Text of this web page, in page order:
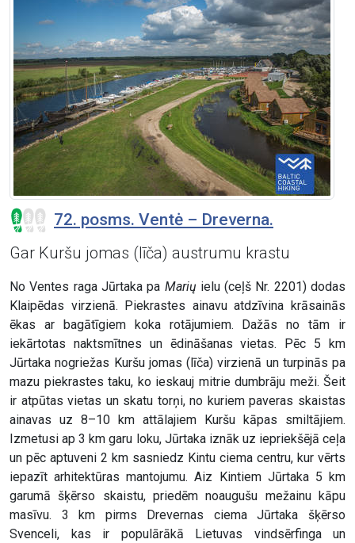
72. posms. Ventė – Dreverna.
Gar Kuršu jomas (līča) austrumu krastu
No Ventes raga Jūrtaka pa Marių ielu (ceļš Nr. 2201) dodas
Klaipēdas virzienā. Piekrastes ainavu atdzīvina krāsainās
ēkas ar bagātīgiem koka rotājumiem. Dažās no tām ir
iekārtotas naktsmītnes un ēdināšanas vietas. Pēc 5 km
Jūrtaka nogriežas Kuršu jomas (līča) virzienā un turpinās pa
mazu piekrastes taku, ko ieskauj mitrie dumbrāju meži. Šeit
ir atpūtas vietas un skatu torņi, no kuriem paveras skaistas
ainavas uz 8–10 km attālajiem Kuršu kāpas smiltājiem.
Izmetusi ap 3 km garu loku, Jūrtaka iznāk uz iepriekšējā ceļa
un pēc aptuveni 2 km sasniedz Kintu ciema centru, kur vērts
iepazīt arhitektūras mantojumu. Aiz Kintiem Jūrtaka 5 km
garumā šķērso skaistu, priedēm noaugušu mežainu kāpu
masīvu. 3 km pirms Drevernas ciema Jūrtaka šķērso
Svenceli, kas ir populārākā Lietuvas vindsērfinga un